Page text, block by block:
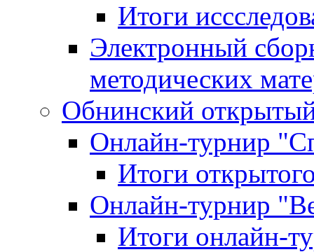
Итоги
Электронный
методических
Обнинский
Онлайн-турнир
Итоги
Онлайн-турнир
Итоги онлайн-